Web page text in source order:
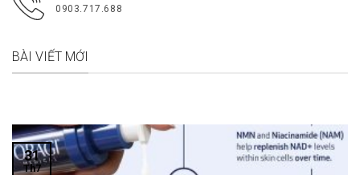
0903.717.688
BÀI VIẾT MỚI
31
Th7